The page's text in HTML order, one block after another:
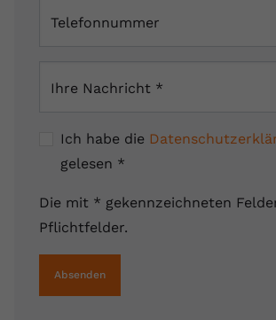
Telefonnummer
Ihre Nachricht *
Ich habe die
gelesen *
Die mit * gekennzeichneten
Pflichtfelder.
Absenden